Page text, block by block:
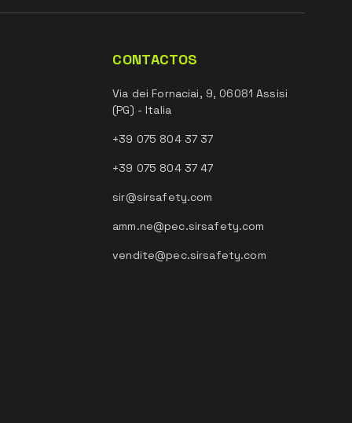
CONTACTOS
Via dei Fornaciai, 9, 06081 Assisi
(PG) - Italia
+39 075 804 37 37
+39 075 804 37 47
sir@sirsafety.com
amm.ne@pec.sirsafety.com
vendite@pec.sirsafety.com